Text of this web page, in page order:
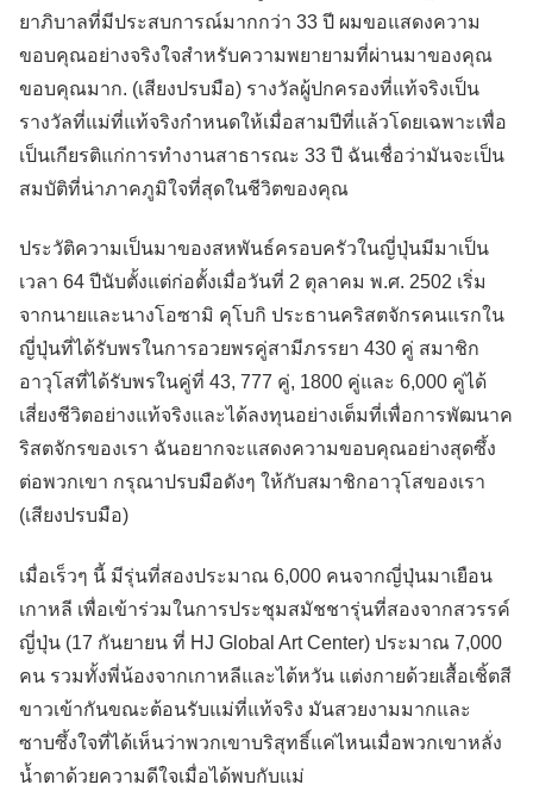
ยาภิบาลที่มีประสบการณ์มากกว่า 33 ปี ผมขอแสดงความ
ขอบคุณอย่างจริงใจสำหรับความพยายามที่ผ่านมาของคุณ
ขอบคุณมาก. (เสียงปรบมือ) รางวัลผู้ปกครองที่แท้จริงเป็น
รางวัลที่แม่ที่แท้จริงกำหนดให้เมื่อสามปีที่แล้วโดยเฉพาะเพื่อ
เป็นเกียรติแก่การทำงานสาธารณะ 33 ปี ฉันเชื่อว่ามันจะเป็น
สมบัติที่น่าภาคภูมิใจที่สุดในชีวิตของคุณ
ประวัติความเป็นมาของสหพันธ์ครอบครัวในญี่ปุ่นมีมาเป็น
เวลา 64 ปีนับตั้งแต่ก่อตั้งเมื่อวันที่ 2 ตุลาคม พ.ศ. 2502 เริ่ม
จากนายและนางโอซามิ คุโบกิ ประธานคริสตจักรคนแรกใน
ญี่ปุ่นที่ได้รับพรในการอวยพรคู่สามีภรรยา 430 คู่ สมาชิก
อาวุโสที่ได้รับพรในคู่ที่ 43, 777 คู่, 1800 คู่และ 6,000 คู่ได้
เสี่ยงชีวิตอย่างแท้จริงและได้ลงทุนอย่างเต็มที่เพื่อการพัฒนาค
ริสตจักรของเรา ฉันอยากจะแสดงความขอบคุณอย่างสุดซึ้ง
ต่อพวกเขา กรุณาปรบมือดังๆ ให้กับสมาชิกอาวุโสของเรา
(เสียงปรบมือ)
เมื่อเร็วๆ นี้ มีรุ่นที่สองประมาณ 6,000 คนจากญี่ปุ่นมาเยือน
เกาหลี เพื่อเข้าร่วมในการประชุมสมัชชารุ่นที่สองจากสวรรค์
ญี่ปุ่น (17 กันยายน ที่ HJ Global Art Center) ประมาณ 7,000
คน รวมทั้งพี่น้องจากเกาหลีและไต้หวัน แต่งกายด้วยเสื้อเชิ้ตสี
ขาวเข้ากันขณะต้อนรับแม่ที่แท้จริง มันสวยงามมากและ
ซาบซึ้งใจที่ได้เห็นว่าพวกเขาบริสุทธิ์แค่ไหนเมื่อพวกเขาหลั่ง
น้ำตาด้วยความดีใจเมื่อได้พบกับแม่